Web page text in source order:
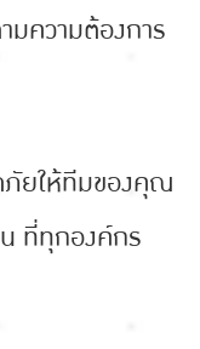
ความต้องการ
ภัยให้ทีมของคุณ
ที่ทุกองค์กร